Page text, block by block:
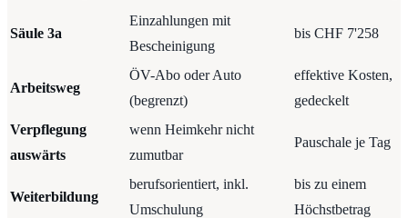
Säule 3a
Einzahlungen mit
Bescheinigung
bis CHF 7'258
Arbeitsweg
ÖV-Abo oder Auto
(begrenzt)
effektive Kosten,
gedeckelt
Verpflegung
auswärts
wenn Heimkehr nicht
zumutbar
Pauschale je Tag
Weiterbildung
berufsorientiert, inkl.
Umschulung
bis zu einem
Höchstbetrag